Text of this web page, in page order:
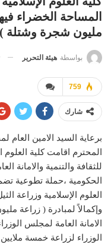
المساحة الخضراء
مليون شجرة وشتلة )
بواسطة هيئة التحرير
759
شارك
برعاية السيد الامين العام
المحترم اقامت كلية العلوم
للثقافة والتنمية والامانة
الحكومية ،حملة تطوعية
العلوم الإسلامية وزراعة
وإكمالاً لمبادرة ( زراعة
الامانة العامة لمجلس
الوزراء لزراعة خمسة